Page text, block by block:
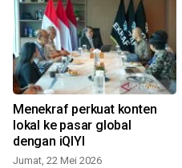
Menekraf perkuat konten
lokal ke pasar global
dengan iQIYI
Jumat, 22 Mei 2026